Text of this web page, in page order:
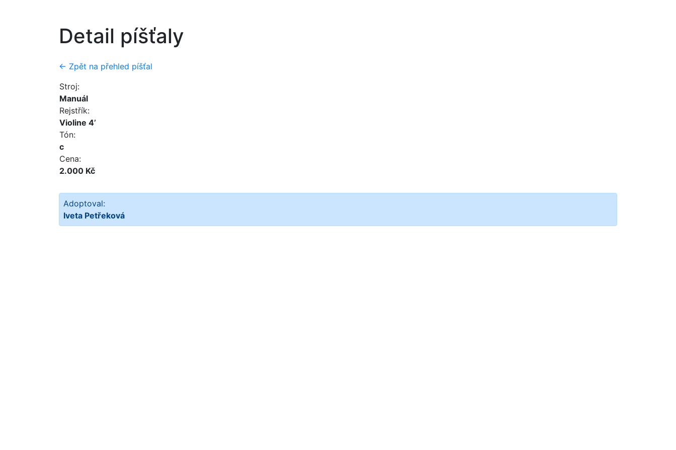
Detail píšťaly
← Zpět na přehled píšťal
Stroj:
Manuál
Rejstřík:
Violine 4’
Tón:
c
Cena:
2.000 Kč
Adoptoval:
Iveta Petřeková